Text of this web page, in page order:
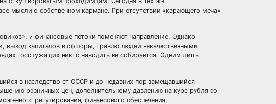
мысли о собственном кармане. При отсутствии «карающего меча»
и финансовые потоки поменяют направление. Однако
вывод капиталов в офшоры, травлю людей некачественными
госслужащих никто наводить не собирается. Одним лишь
в наследство от СССР и до недавних пор замещавшийся
розничных цен, дополнительному давлению на курс рубля со
регулирования, финансового обеспечения,